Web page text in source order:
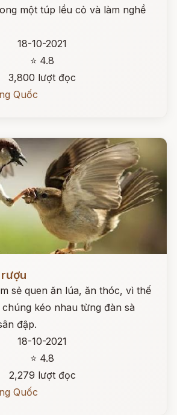
một túp lều cỏ và làm nghề
18-10-2021
⭐ 4.8
3,800 lượt đọc
Quốc
sẻ quen ăn lúa, ăn thóc, vì thế
kéo nhau từng đàn sà
đập.
18-10-2021
⭐ 4.8
2,279 lượt đọc
Quốc